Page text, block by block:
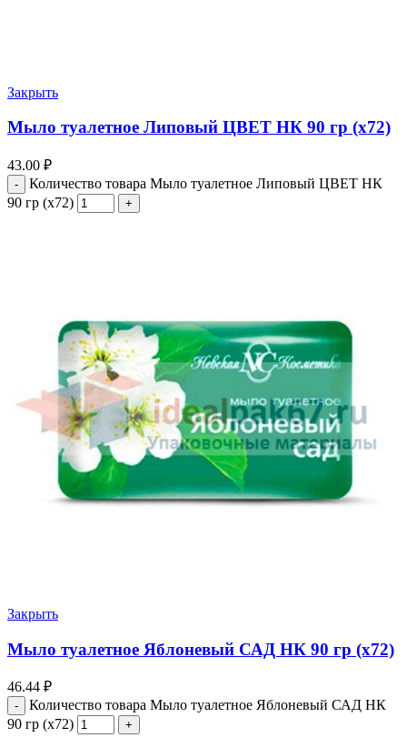
Закрыть
Мыло туалетное Липовый ЦВЕТ НК 90 гр (х72)
43.00 ₽
Количество товара Мыло туалетное Липовый ЦВЕТ НК
90 гр (х72)
Закрыть
Мыло туалетное Яблоневый САД НК 90 гр (х72)
46.44 ₽
Количество товара Мыло туалетное Яблоневый САД НК
90 гр (х72)